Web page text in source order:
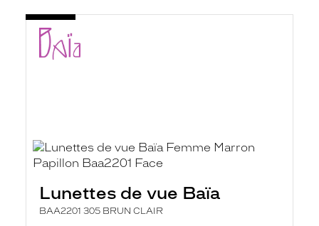
Lunettes de vue Baïa
BAA2201 305 BRUN CLAIR